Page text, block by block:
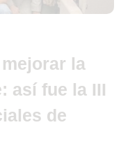
la
así fue la III
de